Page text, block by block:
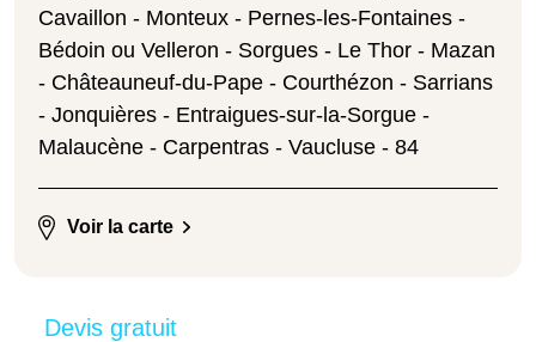
Cavaillon - Monteux - Pernes-les-Fontaines -
Bédoin ou Velleron - Sorgues - Le Thor - Mazan
- Châteauneuf-du-Pape - Courthézon - Sarrians
- Jonquières - Entraigues-sur-la-Sorgue -
Malaucène - Carpentras - Vaucluse - 84
Voir la carte
Devis gratuit